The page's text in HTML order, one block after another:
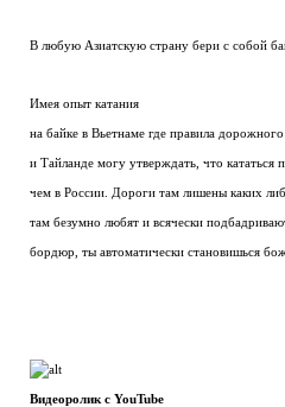
В любую Азиатскую страну бери с собой
Имея опыт катания
на байке в Вьетнаме где правила
и Тайланде могу утверждать, что кататься
чем в России. Дороги там лишены каких
там безумно любят и всячески
бордюр, ты автоматически становишься
Видеоролик c YouTube